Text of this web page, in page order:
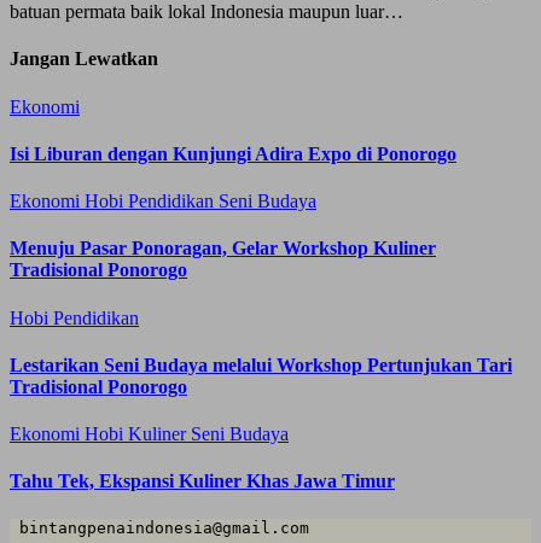
batuan permata baik lokal Indonesia maupun luar…
Jangan Lewatkan
Ekonomi
Isi Liburan dengan Kunjungi Adira Expo di Ponorogo
Ekonomi Hobi Pendidikan Seni Budaya
Menuju Pasar Ponoragan, Gelar Workshop Kuliner
Tradisional Ponorogo
Hobi Pendidikan
Lestarikan Seni Budaya melalui Workshop Pertunjukan Tari
Tradisional Ponorogo
Ekonomi Hobi Kuliner Seni Budaya
Tahu Tek, Ekspansi Kuliner Khas Jawa Timur
bintangpenaindonesia@gmail.com